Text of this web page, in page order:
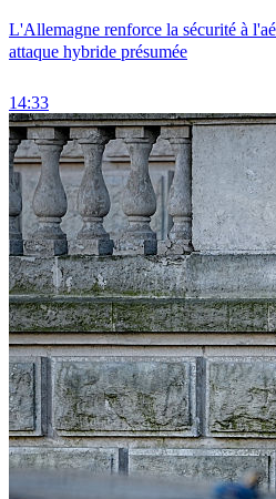
L'Allemagne renforce la sécurité à
attaque hybride présumée
14:33